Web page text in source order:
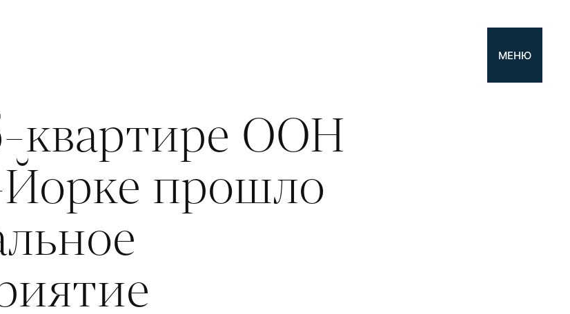
МЕНЮ
квартире ООН
прошло